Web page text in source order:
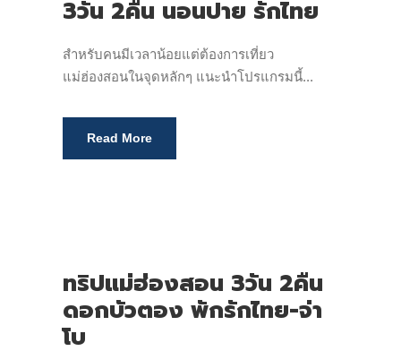
3วัน 2คืน นอนปาย รักไทย
สำหรับคนมีเวลาน้อยแต่ต้องการเที่ยว
แม่ฮ่องสอนในจุดหลักๆ แนะนำโปรแกรมนี้...
Read More
ทริปแม่ฮ่องสอน 3วัน 2คืน
ดอกบัวตอง พักรักไทย-จ่า
โบ